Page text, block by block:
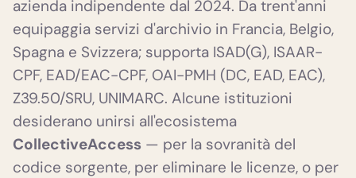
azienda indipendente dal 2024. Da trent'anni
equipaggia servizi d'archivio in Francia, Belgio,
Spagna e Svizzera; supporta ISAD(G), ISAAR-
CPF, EAD/EAC-CPF, OAI-PMH (DC, EAD, EAC),
Z39.50/SRU, UNIMARC. Alcune istituzioni
desiderano unirsi all'ecosistema
CollectiveAccess — per la sovranità del
codice sorgente, per eliminare le licenze, o per